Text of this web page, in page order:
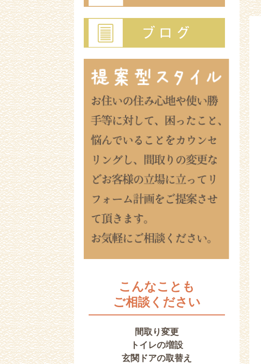
こんなことも
ご相談ください
間取り変更
トイレの増設
玄関ドアの取替え